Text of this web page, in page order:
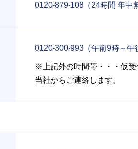
0120-879-108（24時間 年中
0120-300-993（午前9時～午
※上記外の時間帯・・・仮受
当社からご連絡します。